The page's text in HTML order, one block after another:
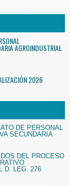
AGROINDUSTRIAL
2026
DE PERSONAL
SECUNDARIA
DEL PROCESO
D. LEG. 276